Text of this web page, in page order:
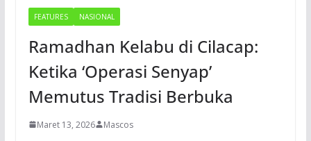
FEATURES NASIONAL
Ramadhan Kelabu di Cilacap:
Ketika ‘Operasi Senyap’
Memutus Tradisi Berbuka
Maret 13, 2026 Mascos